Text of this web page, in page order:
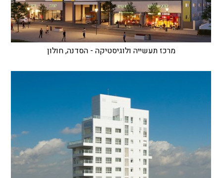
מרכז תעשייה ולוגיסטיקה - הסדנה, חולון